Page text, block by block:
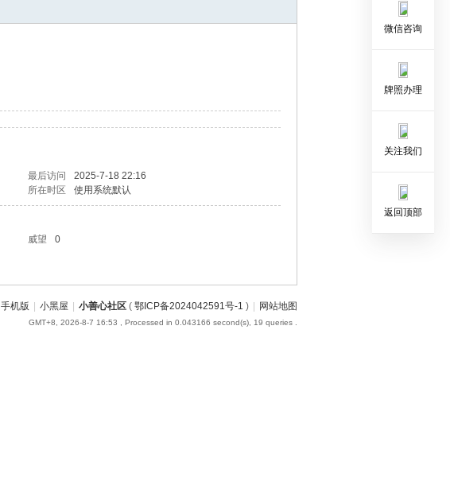
最后访问
2025-7-18 22:16
所在时区 使用系统默认
威望
0
手机版 | 小黑屋 | 小善心社区 ( 鄂ICP备2024042591号-1 ) | 网站地图
微信咨询
牌照办理
关注我们
返回顶部
GMT+8, 2026-8-7 16:53 , Processed in 0.043166 second(s), 19 queries .